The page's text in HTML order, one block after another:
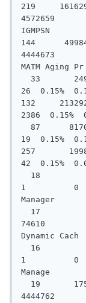
219
4572659
IGMPSN
144
4444673
MATM Aging Pr
33
26  0.15%
132
2386  0.15%
87
19  0.15%
257
42  0.15%
18
1          0
Manager
17
74610
Dynamic Cach
16
1          0
Manage
19
4444762